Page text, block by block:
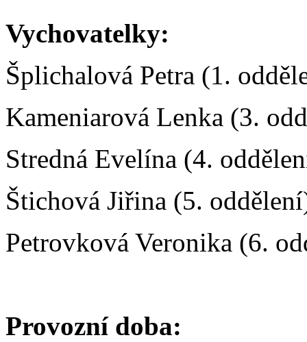
Vychovatelky:
Šplichalová Petra (1.
Kameniarová Lenka (3.
Stredná Evelína (4.
Štichová Jiřina (5.
Petrovková Veronika (6.
Provozní doba: